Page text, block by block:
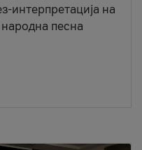
интерпретација на
песна